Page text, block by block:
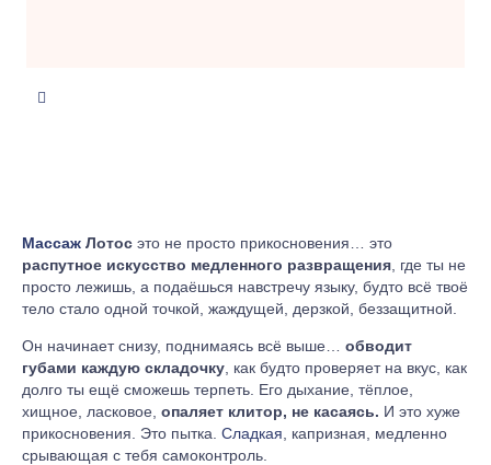
Массаж Лотос это не просто прикосновения… это
распутное искусство медленного развращения, где ты не
просто лежишь, а подаёшься навстречу языку, будто всё твоё
тело стало одной точкой, жаждущей, дерзкой, беззащитной.
Он начинает снизу, поднимаясь всё выше… обводит
губами каждую складочку, как будто проверяет на вкус, как
долго ты ещё сможешь терпеть. Его дыхание, тёплое,
хищное, ласковое, опаляет клитор, не касаясь. И это хуже
прикосновения. Это пытка. Сладкая, капризная, медленно
срывающая с тебя самоконтроль.